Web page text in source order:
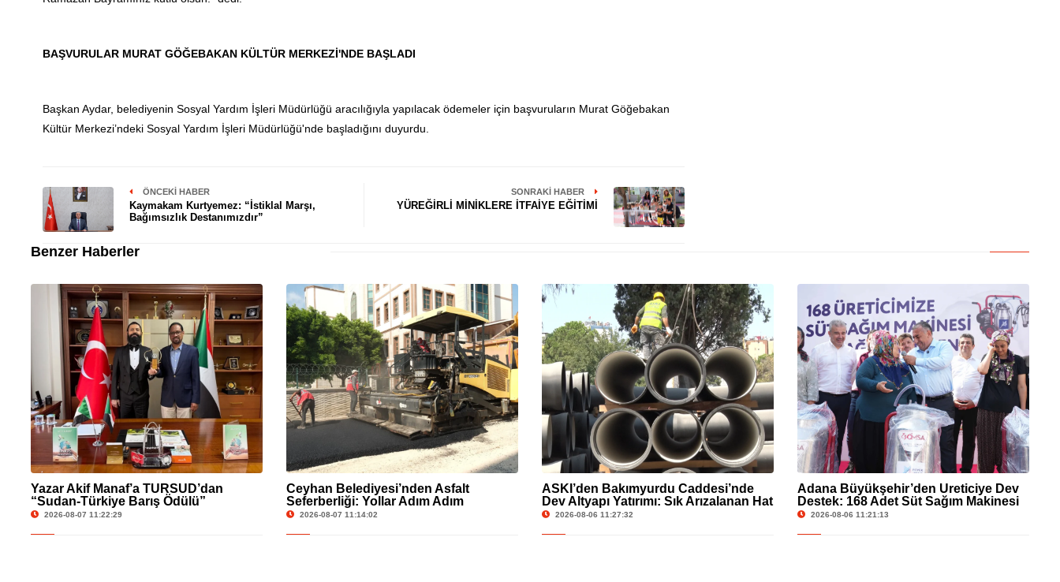
BAŞVURULAR MURAT GÖĞEBAKAN KÜLTÜR MERKEZİ'NDE BAŞLADI
Başkan Aydar, belediyenin Sosyal Yardım İşleri Müdürlüğü aracılığıyla yapılacak ödemeler için başvuruların Murat Göğebakan
Kültür Merkezi’ndeki Sosyal Yardım İşleri Müdürlüğü'nde başladığını duyurdu.
ÖNCEKI HABER
Kaymakam Kurtyemez: “İstiklal Marşı,
Bağımsızlık Destanımızdır”
SONRAKI HABER
YÜREĞİRLİ MİNİKLERE İTFAİYE EĞİTİMİ
Benzer Haberler
Yazar Akif Manaf’a TURSUD’dan
“Sudan-Türkiye Barış Ödülü”
2026-08-07 11:22:29
Ceyhan Belediyesi’nden Asfalt
Seferberliği: Yollar Adım Adım
Yenileniyor!
2026-08-07 11:14:02
ASKİ’den Bakımyurdu Caddesi’nde
Dev Altyapı Yatırımı: Sık Arızalanan Hat
Yenileniyor
2026-08-06 11:27:32
Adana Büyükşehir’den Üreticiye Dev
Destek: 168 Adet Süt Sağım Makinesi
Dağıtıldı!
2026-08-06 11:21:13